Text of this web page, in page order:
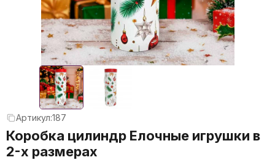
Артикул:187
Коробка цилиндр Елочные игрушки в
2-х размерах